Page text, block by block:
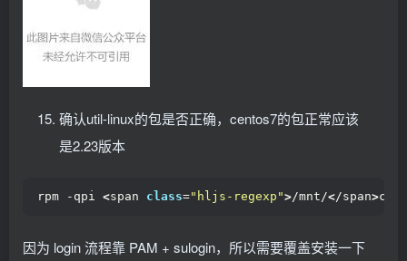
确认util-linux的包是否正确，centos7的包正常应该
是2.23版本
rpm -qpi <span class="hljs-regexp">/mnt/</span>
因为 login 流程靠 PAM + sulogin，所以需要覆盖安装一下